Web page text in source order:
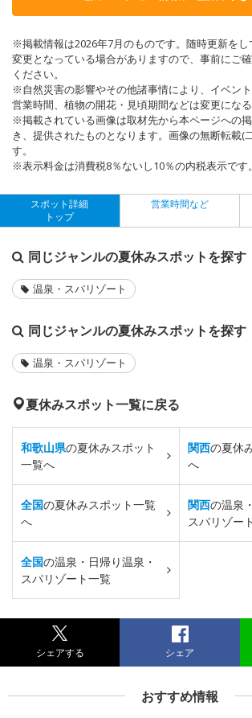
※掲載情報は2026年7月のものです。随時更新を
変更となっている場合がありますので、事前にご
ください。
※自然災害の影響やその他諸事情により、イベン
営業時間、植物の開花・見頃期間などは変更になる
※掲載されている画像は取材先から本ページへの
き、提供されたものとなります。画像の無断転載(
す。
※表示料金は消費税8％ないし10％の内税表示です。
スポット詳細
トップ
営業時間など
同じジャンルの夏休みスポットを探す
温泉・スパリゾート
同じジャンルの夏休みスポットを探す
温泉・スパリゾート
夏休みスポット一覧に戻る
和歌山県の夏休みスポット
一覧へ
関西の夏休
へ
全国の夏休みスポット一覧
へ
関西の温泉
スパリゾー
全国の温泉・日帰り温泉・
スパリゾート一覧
シェアする シェア
おすすめ情報